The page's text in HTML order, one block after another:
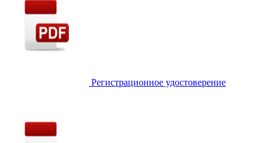
Регистрационное удостоверение